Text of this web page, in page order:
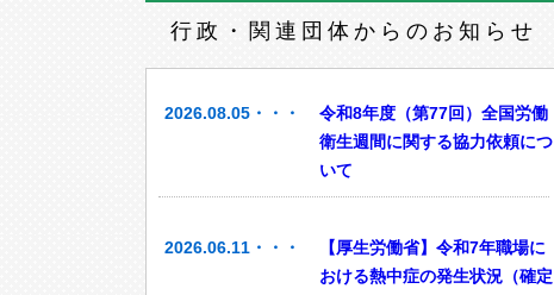
行政・関連団体からのお知らせ
2026.08.05・・・
令和8年度（第77回）全国労働
衛生週間に関する協力依頼につ
いて
2026.06.11・・・
【厚生労働省】令和7年職場に
おける熱中症の発生状況（確定